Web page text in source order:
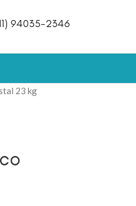
94035-2346
23 kg